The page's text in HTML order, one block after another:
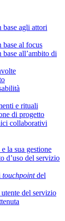
agli attori
al focus
all’ambito di
e rituali
di progetto
collaborativi
la sua gestione
d’uso del servizio
touchpointdel
del servizio